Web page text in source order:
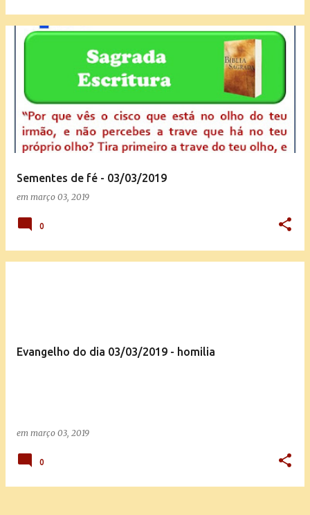
Sementes de fé - 03/03/2019
em março 03, 2019
0
Evangelho do dia 03/03/2019 - homilia
em março 03, 2019
0